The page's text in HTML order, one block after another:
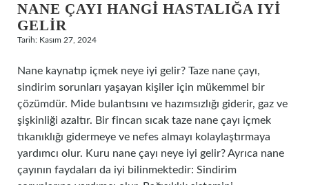
NANE ÇAYI HANGI HASTALIĞA IYI
GELIR
Tarih: Kasım 27, 2024
Nane kaynatıp içmek neye iyi gelir? Taze nane çayı,
sindirim sorunları yaşayan kişiler için mükemmel bir
çözümdür. Mide bulantısını ve hazımsızlığı giderir, gaz ve
şişkinliği azaltır. Bir fincan sıcak taze nane çayı içmek
tıkanıklığı gidermeye ve nefes almayı kolaylaştırmaya
yardımcı olur. Kuru nane çayı neye iyi gelir? Ayrıca nane
çayının faydaları da iyi bilinmektedir: Sindirim